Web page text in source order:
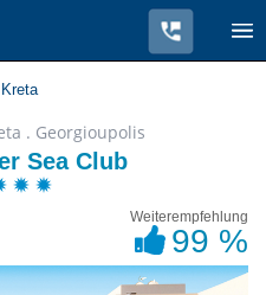
Kreta
. Georgioupolis
Sea Club
Weiterempfehlung
99 %